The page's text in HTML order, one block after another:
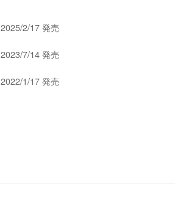
2025/2/17 発売
2023/7/14 発売
2022/1/17 発売